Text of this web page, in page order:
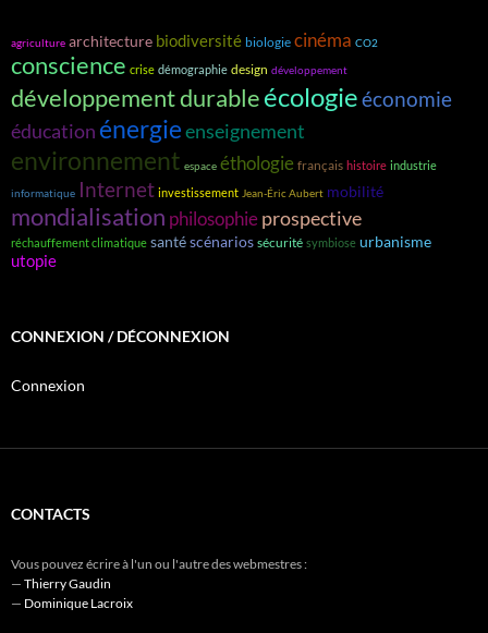
agriculture architecture biodiversité biologie cinéma CO2
conscience crise démographie design développement
développement durableécologieéconomie
éducationénergieenseignement
environnement espace éthologie français histoire industrie
informatique Internet investissement Jean-Éric Aubert mobilité
mondialisation philosophieprospective
réchauffement climatique santéscénarios sécurité symbiose urbanisme
utopie
CONNEXION / DÉCONNEXION
Connexion
CONTACTS
Vous pouvez écrire à l'un ou l'autre des webmestres :
— Thierry Gaudin
— Dominique Lacroix